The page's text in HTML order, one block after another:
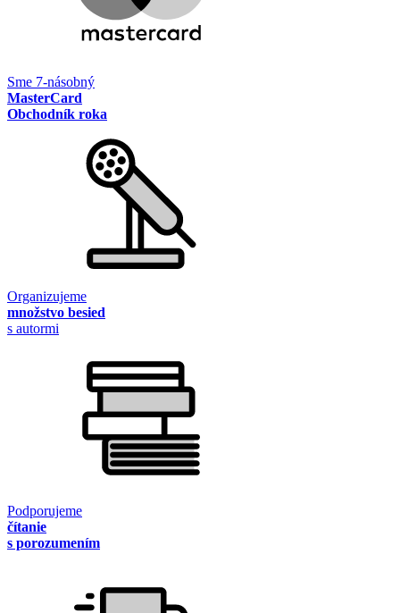
Sme 7-násobný
MasterCard
Obchodník roka
Organizujeme
množstvo besied
s autormi
Podporujeme
čítanie
s porozumením